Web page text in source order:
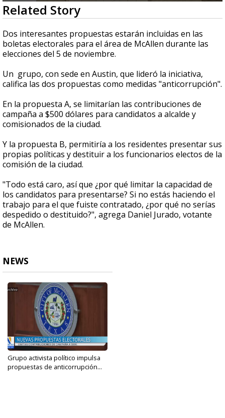
0
seconds
of
1
minute,
5
seconds
Related Story
Dos interesantes propuestas estarán incluidas en las
boletas electorales para el área de McAllen durante las
elecciones del 5 de noviembre.
Un grupo, con sede en Austin, que lideró la iniciativa,
califica las dos propuestas como medidas "anticorrupción".
En la propuesta A, se limitarían las contribuciones de
campaña a $500 dólares para candidatos a alcalde y
comisionados de la ciudad.
Y la propuesta B, permitiría a los residentes presentar sus
propias políticas y destituir a los funcionarios electos de la
comisión de la ciudad.
"Todo está caro, así que ¿por qué limitar la capacidad de
los candidatos para presentarse? Si no estás haciendo el
trabajo para el que fuiste contratado, ¿por qué no serías
despedido o destituido?", agrega Daniel Jurado, votante
de McAllen.
NEWS
Grupo activista político impulsa
propuestas de anticorrupción...